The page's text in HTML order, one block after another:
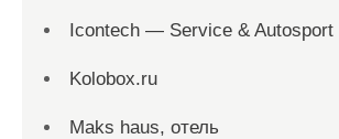
Icontech — Service & Autosport
Kolobox.ru
Maks haus, отель